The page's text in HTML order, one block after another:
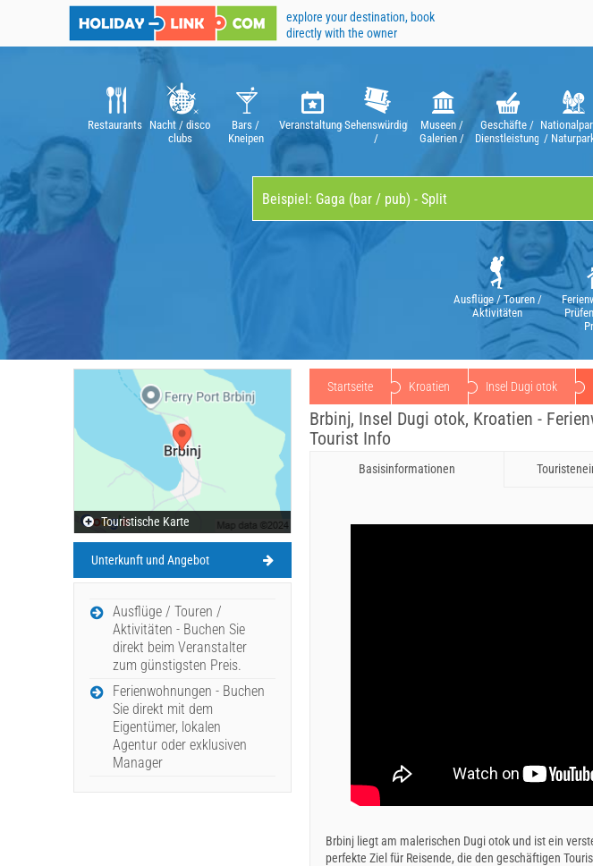
explore your destination, book
directly with the owner
Restaurants Nacht / disco
clubs
Bars /
Kneipen
VeranstaltungenSehenswürdigkeiten
/
Museen /
Galerien /
Geschäfte /
Dienstleistungen
/
Ausflüge / Touren /
Aktivitäten
Startseite Kroatien Insel Dugi otok
Brbinj, Insel Dugi otok, Kroatien -
Tourist Info
Basisinformationen
Brbinj liegt am malerischen Dugi otok und ist ein
perfekte Ziel für Reisende, die den geschäftigen
Touristische Karte
Unterkunft und Angebot
Ausflüge / Touren /
Aktivitäten - Buchen Sie
direkt beim Veranstalter
zum günstigsten Preis.
Ferienwohnungen - Buchen
Sie direkt mit dem
Eigentümer, lokalen
Agentur oder exklusiven
Manager